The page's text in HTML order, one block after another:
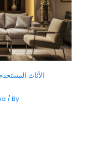
الأثاث
/ By